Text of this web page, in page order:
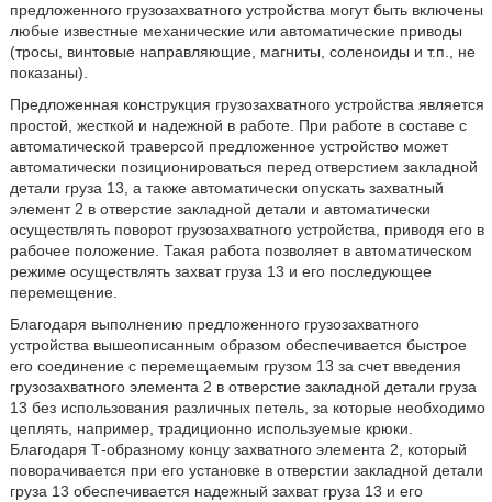
предложенного грузозахватного устройства могут быть включены
любые известные механические или автоматические приводы
(тросы, винтовые направляющие, магниты, соленоиды и т.п., не
показаны).
Предложенная конструкция грузозахватного устройства является
простой, жесткой и надежной в работе. При работе в составе с
автоматической траверсой предложенное устройство может
автоматически позиционироваться перед отверстием закладной
детали груза 13, а также автоматически опускать захватный
элемент 2 в отверстие закладной детали и автоматически
осуществлять поворот грузозахватного устройства, приводя его в
рабочее положение. Такая работа позволяет в автоматическом
режиме осуществлять захват груза 13 и его последующее
перемещение.
Благодаря выполнению предложенного грузозахватного
устройства вышеописанным образом обеспечивается быстрое
его соединение с перемещаемым грузом 13 за счет введения
грузозахватного элемента 2 в отверстие закладной детали груза
13 без использования различных петель, за которые необходимо
цеплять, например, традиционно используемые крюки.
Благодаря Т-образному концу захватного элемента 2, который
поворачивается при его установке в отверстии закладной детали
груза 13 обеспечивается надежный захват груза 13 и его